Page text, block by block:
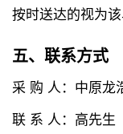
按时送达的视为
五、联系方式
采 购 人：中原龙
联 系 人：高先生